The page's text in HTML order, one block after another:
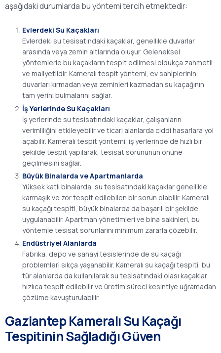
aşağıdaki durumlarda bu yöntemi tercih etmektedir:
Evlerdeki Su Kaçakları
Evlerdeki su tesisatındaki kaçaklar, genellikle duvarlar
arasında veya zemin altlarında oluşur. Geleneksel
yöntemlerle bu kaçakların tespit edilmesi oldukça zahmetli
ve maliyetlidir. Kameralı tespit yöntemi, ev sahiplerinin
duvarları kırmadan veya zeminleri kazmadan su kaçağının
tam yerini bulmalarını sağlar.
İş Yerlerinde Su Kaçakları
İş yerlerinde su tesisatındaki kaçaklar, çalışanların
verimliliğini etkileyebilir ve ticari alanlarda ciddi hasarlara yol
açabilir. Kameralı tespit yöntemi, iş yerlerinde de hızlı bir
şekilde tespit yapılarak, tesisat sorununun önüne
geçilmesini sağlar.
Büyük Binalarda ve Apartmanlarda
Yüksek katlı binalarda, su tesisatındaki kaçaklar genellikle
karmaşık ve zor tespit edilebilen bir sorun olabilir. Kameralı
su kaçağı tespiti, büyük binalarda da başarılı bir şekilde
uygulanabilir. Apartman yönetimleri ve bina sakinleri, bu
yöntemle tesisat sorunlarını minimum zararla çözebilir.
Endüstriyel Alanlarda
Fabrika, depo ve sanayi tesislerinde de su kaçağı
problemleri sıkça yaşanabilir. Kameralı su kaçağı tespiti, bu
tür alanlarda da kullanılarak su tesisatındaki olası kaçaklar
hızlıca tespit edilebilir ve üretim süreci kesintiye uğramadan
çözüme kavuşturulabilir.
Gaziantep Kameralı Su Kaçağı
Tespitinin Sağladığı Güven